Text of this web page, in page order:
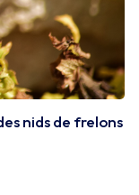
nids de frelons